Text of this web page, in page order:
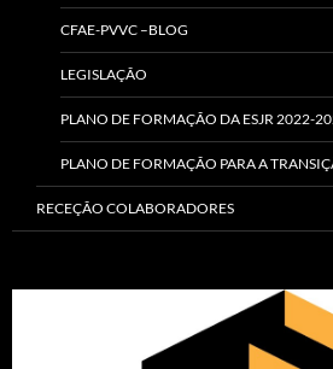
CFAE-PVVC –BLOG
LEGISLAÇÃO
PLANO DE FORMAÇÃO DA ESJR 2022-
PLANO DE FORMAÇÃO PARA A
RECEÇÃO COLABORADORES